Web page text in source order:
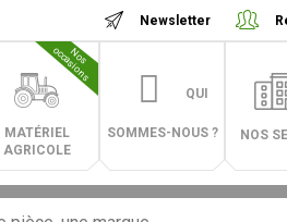
Newsletter
MATÉRIEL
AGRICOLE
N
o
s
o
c
c
a
s
i
o
n
s
QUI
SOMMES-NOUS ? NOS